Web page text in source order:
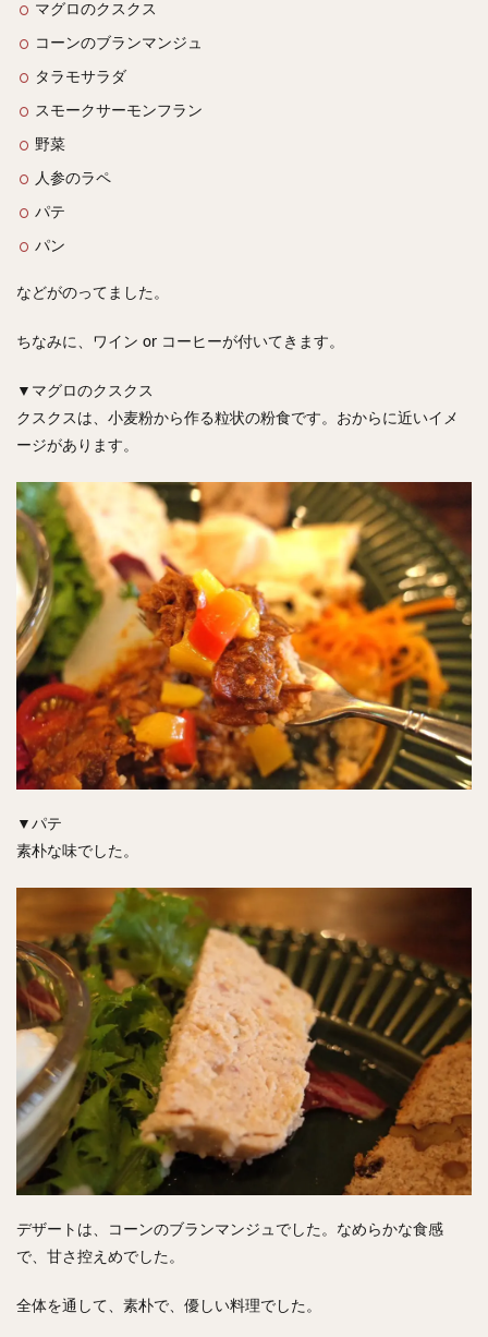
マグロのクスクス
コーンのブランマンジュ
タラモサラダ
スモークサーモンフラン
野菜
人参のラペ
パテ
パン
などがのってました。
ちなみに、ワイン or コーヒーが付いてきます。
▼マグロのクスクス
クスクスは、小麦粉から作る粒状の粉食です。おからに近いイメ
ージがあります。
▼パテ
素朴な味でした。
デザートは、コーンのブランマンジュでした。なめらかな食感
で、甘さ控えめでした。
全体を通して、素朴で、優しい料理でした。